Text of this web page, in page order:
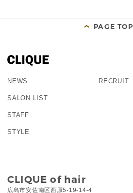
PAGE TOP
NEWS
SALON LIST
STAFF
STYLE
RECRUIT
CLIQUE of hair
広島市安佐南区西原5-19-14-4